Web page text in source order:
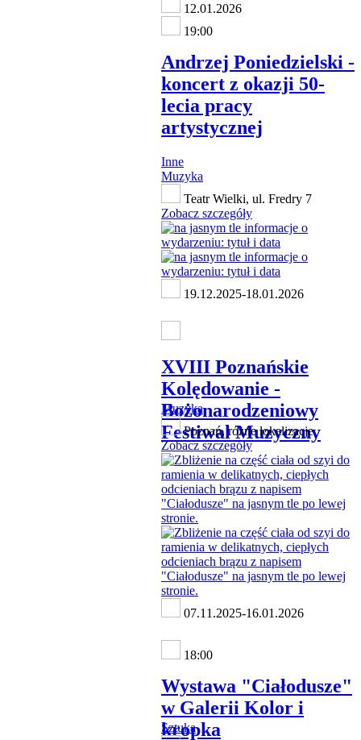
12.01.2026
19:00
Andrzej Poniedzielski -
koncert z okazji 50-
lecia pracy
artystycznej
Inne
Muzyka
Teatr Wielki, ul. Fredry 7
Zobacz szczegóły
19.12.2025-18.01.2026
XVIII Poznańskie
Kolędowanie -
Bożonarodzeniowy
Festiwal Muzyczny
Muzyka
Poznań, różne lokalizacje
Zobacz szczegóły
07.11.2025-16.01.2026
18:00
Wystawa "Ciałodusze"
w Galerii Kolor i
kropka
Sztuka